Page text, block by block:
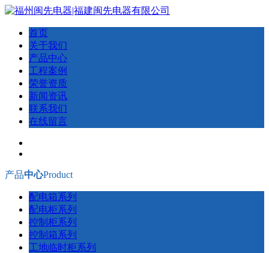
首页
关于我们
产品中心
工程案例
荣誉资质
新闻资讯
联系我们
在线留言
产品中心Product
配电箱系列
配电柜系列
控制柜系列
控制箱系列
工地临时柜系列